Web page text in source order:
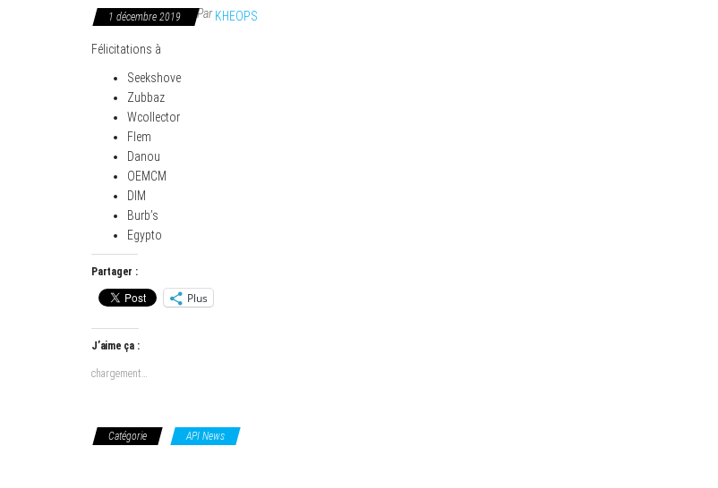
1 décembre 2019 ParKHEOPS
Félicitations à
Seekshove
Zubbaz
Wcollector
Flem
Danou
OEMCM
DIM
Burb’s
Egypto
Partager :
Plus
J’aime ça :
chargement…
Catégorie API News